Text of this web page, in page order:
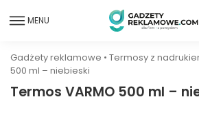
MENU
Gadżety reklamowe • Termosy z
500 ml – niebieski
Termos VARMO 500 ml –